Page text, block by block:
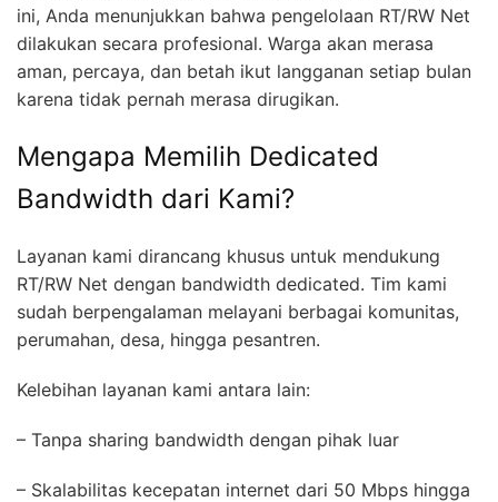
ini, Anda menunjukkan bahwa pengelolaan RT/RW Net
dilakukan secara profesional. Warga akan merasa
aman, percaya, dan betah ikut langganan setiap bulan
karena tidak pernah merasa dirugikan.
Mengapa Memilih Dedicated
Bandwidth dari Kami?
Layanan kami dirancang khusus untuk mendukung
RT/RW Net dengan bandwidth dedicated. Tim kami
sudah berpengalaman melayani berbagai komunitas,
perumahan, desa, hingga pesantren.
Kelebihan layanan kami antara lain:
– Tanpa sharing bandwidth dengan pihak luar
– Skalabilitas kecepatan internet dari 50 Mbps hingga